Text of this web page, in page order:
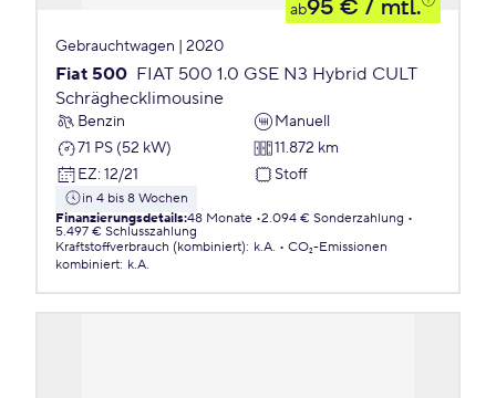
ab95 € / mtl.
Gebrauchtwagen | 2020
Fiat 500 FIAT 500 1.0 GSE N3 Hybrid CULT
Schräghecklimousine
Benzin
Manuell
71 PS (52 kW)
11.872 km
EZ: 12/21 Stoff
in 4 bis 8 Wochen
Finanzierungsdetails:48 Monate 2.094 € Sonderzahlung
5.497 € Schlusszahlung
Kraftstoffverbrauch (kombiniert): k.A.
CO₂-Emissionen
kombiniert: k.A.